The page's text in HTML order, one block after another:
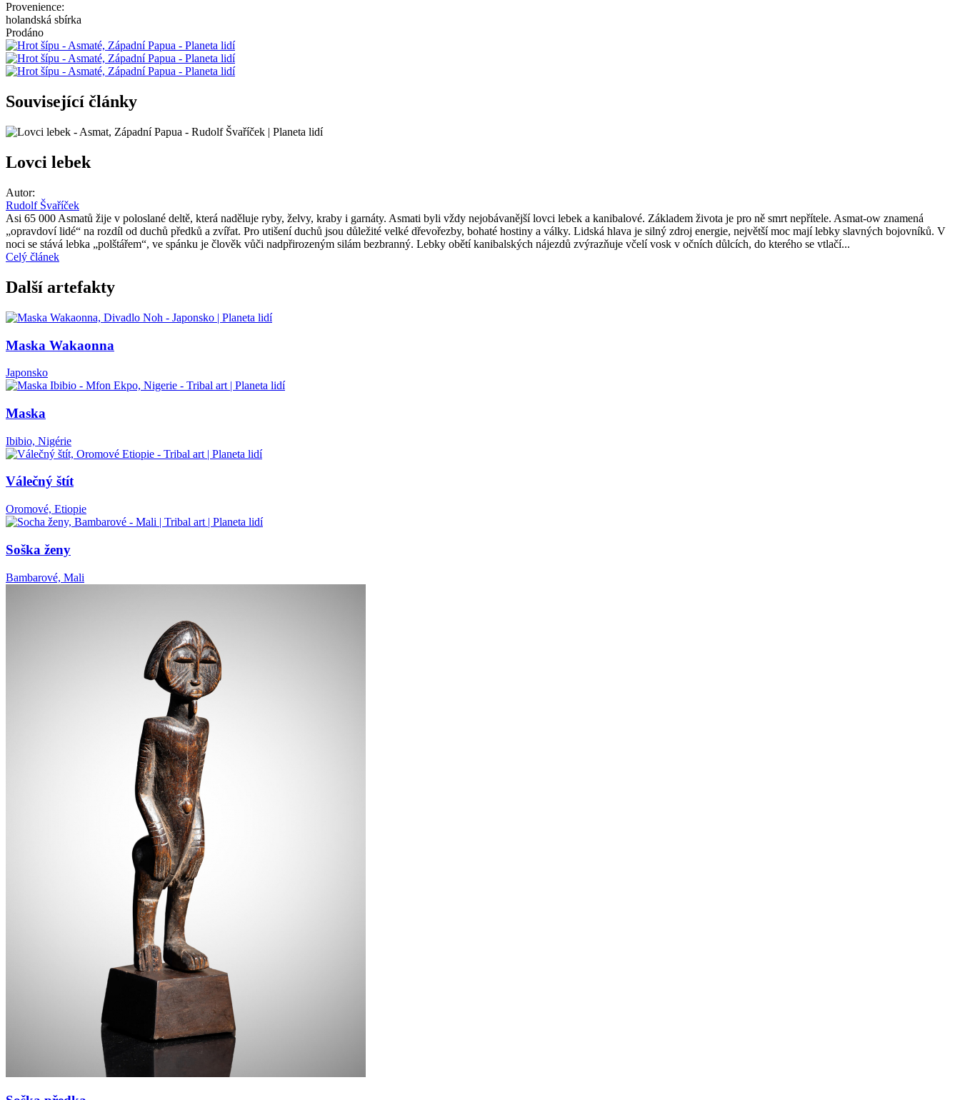
Provenience:
holandská sbírka
Prodáno
Související články
Lovci lebek
Autor:
Rudolf Švaříček
Asi 65 000 Asmatů žije v poloslané deltě, která naděluje ryby, želvy, kraby i garnáty. Asmati byli vždy nejobávanější lovci lebek a kanibalové. Základem života je pro ně smrt nepřítele. Asmat-ow znamená
„opravdoví lidé“ na rozdíl od duchů předků a zvířat. Pro utišení duchů jsou důležité velké dřevořezby, bohaté hostiny a války. Lidská hlava je silný zdroj energie, největší moc mají lebky slavných bojovníků. V
noci se stává lebka „polštářem“, ve spánku je člověk vůči nadpřirozeným silám bezbranný. Lebky obětí kanibalských nájezdů zvýrazňuje včelí vosk v očních důlcích, do kterého se vtlačí...
Celý článek
Další artefakty
Maska Wakaonna
Japonsko
Maska
Ibibio, Nigérie
Válečný štít
Oromové, Etiopie
Soška ženy
Bambarové, Mali